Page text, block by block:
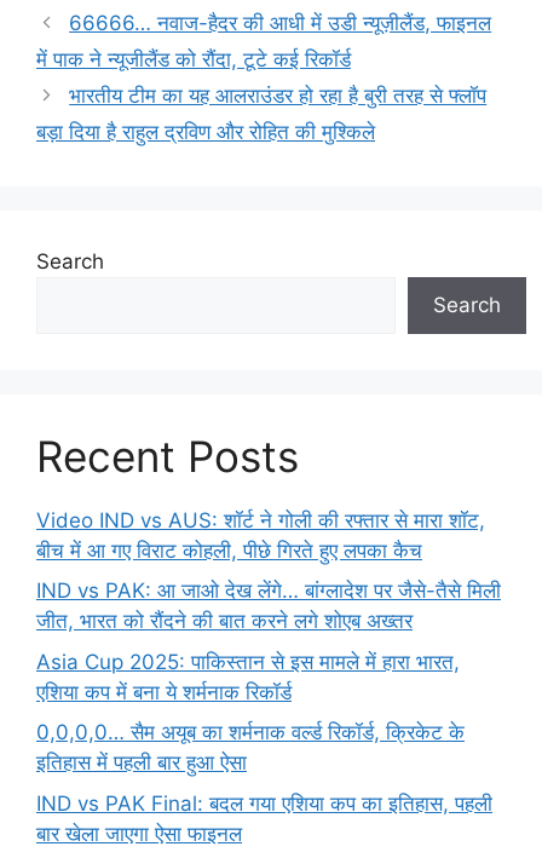
66666… नवाज-हैदर की आधी में उडी न्यूज़ीलैंड, फाइनल
में पाक ने न्यूजीलैंड को रौंदा, टूटे कई रिकॉर्ड
भारतीय टीम का यह आलराउंडर हो रहा है बुरी तरह से फ्लॉप
बड़ा दिया है राहुल द्रविण और रोहित की मुश्किले
Search
Search
Recent Posts
Video IND vs AUS: शॉर्ट ने गोली की रफ्तार से मारा शॉट,
बीच में आ गए विराट कोहली, पीछे गिरते हुए लपका कैच
IND vs PAK: आ जाओ देख लेंगे… बांग्लादेश पर जैसे-तैसे मिली
जीत, भारत को रौंदने की बात करने लगे शोएब अख्तर
Asia Cup 2025: पाकिस्तान से इस मामले में हारा भारत,
एशिया कप में बना ये शर्मनाक रिकॉर्ड
0,0,0,0… सैम अयूब का शर्मनाक वर्ल्ड रिकॉर्ड, क्रिकेट के
इतिहास में पहली बार हुआ ऐसा
IND vs PAK Final: बदल गया एशिया कप का इतिहास, पहली
बार खेला जाएगा ऐसा फाइनल